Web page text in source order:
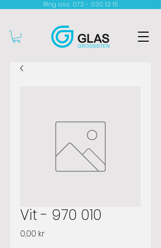
Ring oss: 073 - 030 13 15​
Vit - 970 010
0,00 krPris